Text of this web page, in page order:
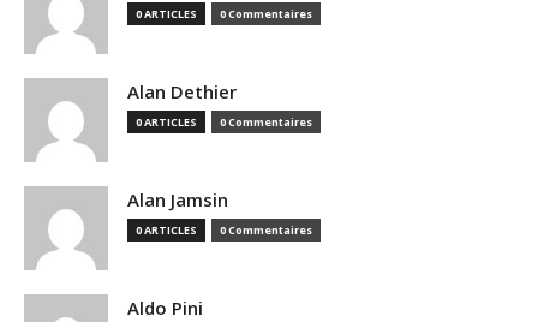
0 ARTICLES 0 Commentaires
Alan Dethier
0 ARTICLES 0 Commentaires
Alan Jamsin
0 ARTICLES 0 Commentaires
Aldo Pini